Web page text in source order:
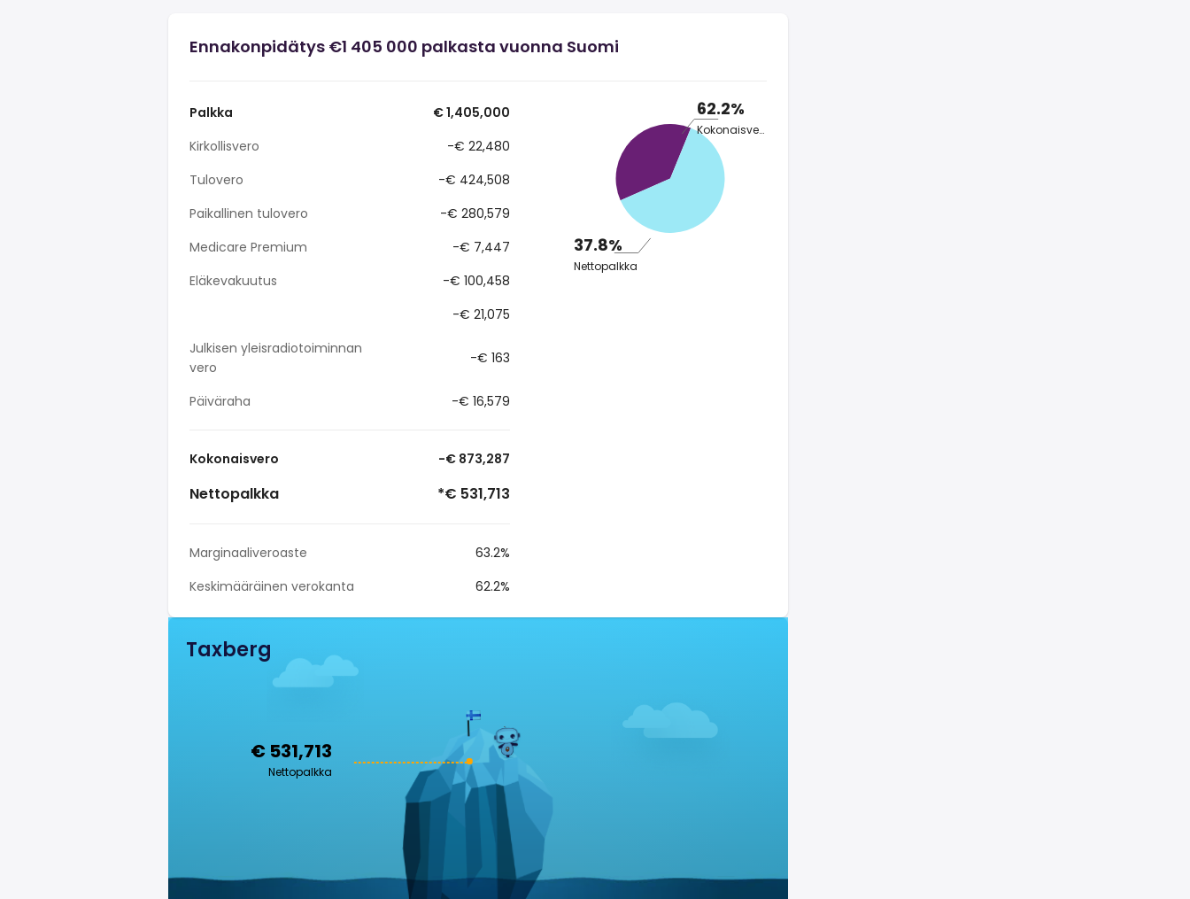
Ennakonpidätys €1 405 000 palkasta vuonna Suomi
Palkka
€ 1,405,000
Kirkollisvero
-€ 22,480
Tulovero
-€ 424,508
Paikallinen tulovero
-€ 280,579
Medicare Premium
-€ 7,447
Eläkevakuutus
-€ 100,458
-€ 21,075
Julkisen yleisradiotoiminnan
vero
-€ 163
Päiväraha -€ 16,579
Kokonaisvero -€ 873,287
Nettopalkka *€ 531,713
Marginaaliveroaste
63.2%
Keskimääräinen verokanta
62.2%
62.2%
Kokonaisvero
37.8%
Nettopalkka
Taxberg
€ 531,713
Nettopalkka